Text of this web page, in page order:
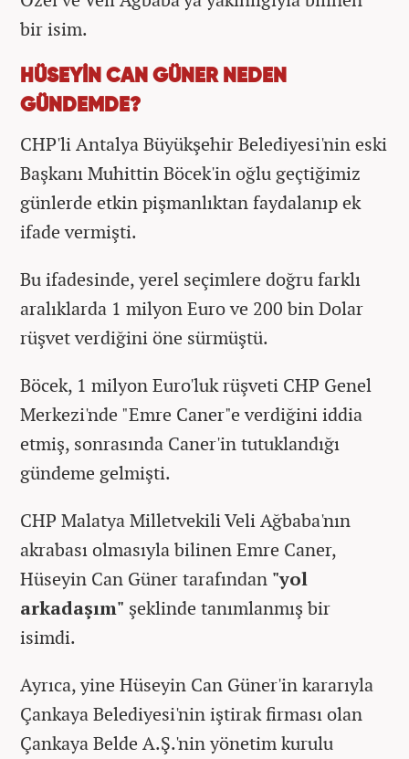
bir isim.
HÜSEYİN CAN GÜNER NEDEN
GÜNDEMDE?
CHP'li Antalya Büyükşehir Belediyesi'nin eski
Başkanı Muhittin Böcek'in oğlu geçtiğimiz
günlerde etkin pişmanlıktan faydalanıp ek
ifade vermişti.
Bu ifadesinde, yerel seçimlere doğru farklı
aralıklarda 1 milyon Euro ve 200 bin Dolar
rüşvet verdiğini öne sürmüştü.
Böcek, 1 milyon Euro'luk rüşveti CHP Genel
Merkezi'nde "Emre Caner"e verdiğini iddia
etmiş, sonrasında Caner'in tutuklandığı
gündeme gelmişti.
CHP Malatya Milletvekili Veli Ağbaba'nın
akrabası olmasıyla bilinen Emre Caner,
Hüseyin Can Güner tarafından "yol
arkadaşım" şeklinde tanımlanmış bir
isimdi.
Ayrıca, yine Hüseyin Can Güner'in kararıyla
Çankaya Belediyesi'nin iştirak firması olan
Çankaya Belde A.Ş.'nin yönetim kurulu